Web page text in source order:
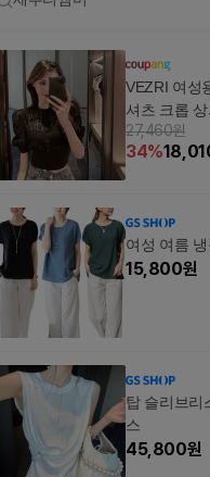
VEZRI 여성
셔츠 크롭 상
27,460원
34%
여성 여름
15,800원
탑 슬리브리
스
45,800원